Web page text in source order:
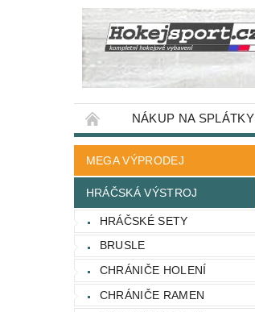
NÁKUP NA SPLÁTKY
MEGA VÝPRODEJ
HRÁČSKÁ VÝSTROJ
HRÁČSKÉ SETY
BRUSLE
CHRÁNIČE HOLENÍ
CHRÁNIČE RAMEN